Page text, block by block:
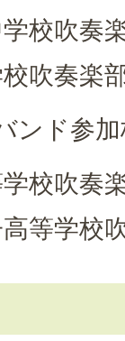
校吹奏
吹奏楽
ンド参
校吹奏
等学校